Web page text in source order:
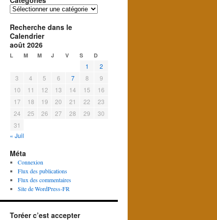
Catégories
Recherche dans le
Calendrier
août 2026
L M M J V S D
1
2
3
4 5 6 7 8
9
10
11 12 13 14 15
16
17
18 19 20 21 22
23
24
25 26 27 28 29
30
31
« Juil
Méta
Connexion
Flux des publications
Flux des commentaires
Site de WordPress-FR
Toréer c’est accepter